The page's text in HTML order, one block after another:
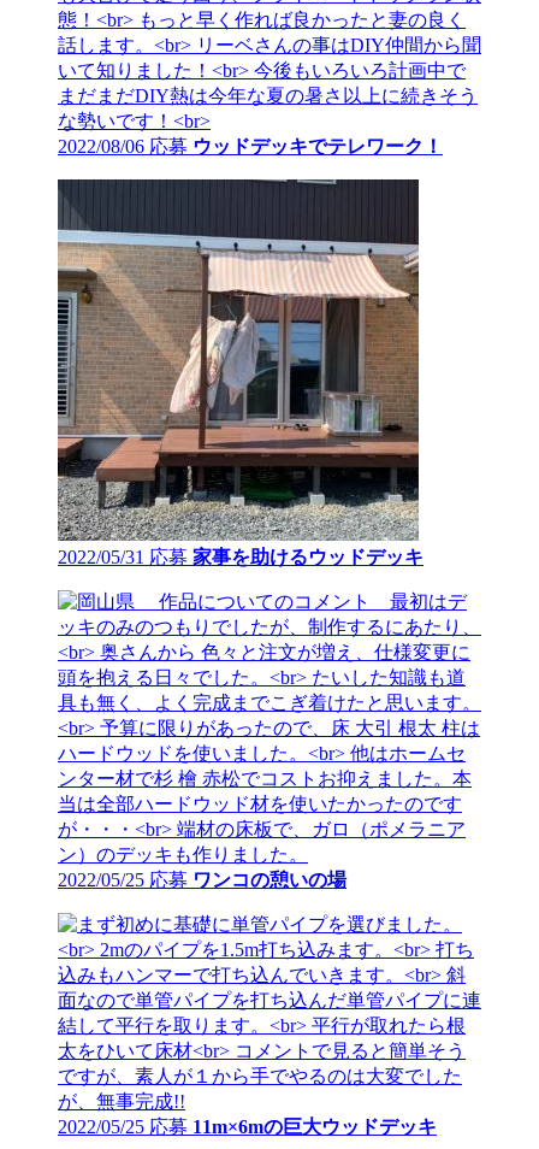
2022/08/06 応募 ウッドデッキでテレワーク！
2022/05/31 応募 家事を助けるウッドデッキ
2022/05/25 応募 ワンコの憩いの場
2022/05/25 応募 11m×6mの巨大ウッドデッキ